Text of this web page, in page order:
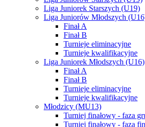
Liga Juniorek Starszych (U19)
Liga Juniorów Młodszych
Finał A
Finał B
Turnieje eliminacyjne
Turnieje kwalifikacyjne
Liga Juniorek Młodszych (U16)
Finał A
Finał B
Turnieje eliminacyjne
Turnieje kwalifikacyjne
Młodzicy (MU13)
Turniej finałowy - faza
Turniej finałowy - faza